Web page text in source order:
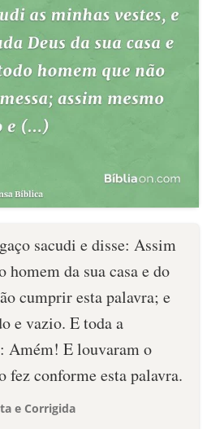
sacudi e disse: Assim
homem da sua casa e do
cumprir esta palavra; e
e vazio. E toda a
Amém! E louvaram o
fez conforme esta palavra.
e Corrigida